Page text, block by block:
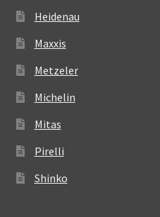
Heidenau
Maxxis
Metzeler
Michelin
Mitas
Pirelli
Shinko